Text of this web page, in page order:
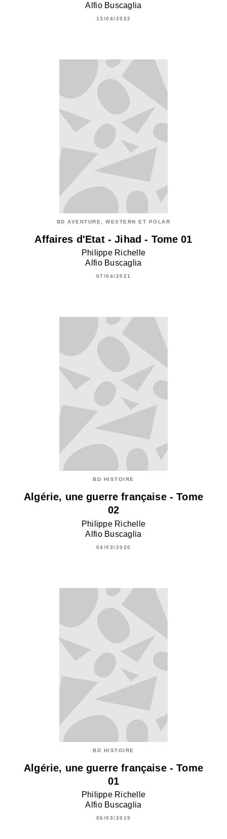
Alfio Buscaglia
13/04/2022
BD AVENTURE, WESTERN ET POLAR
Affaires d'Etat - Jihad - Tome 01
Philippe Richelle
Alfio Buscaglia
07/04/2021
BD HISTOIRE
Algérie, une guerre française - Tome
02
Philippe Richelle
Alfio Buscaglia
04/03/2020
BD HISTOIRE
Algérie, une guerre française - Tome
01
Philippe Richelle
Alfio Buscaglia
06/03/2019